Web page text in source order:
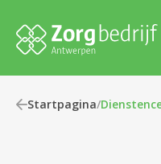
Startpagina/